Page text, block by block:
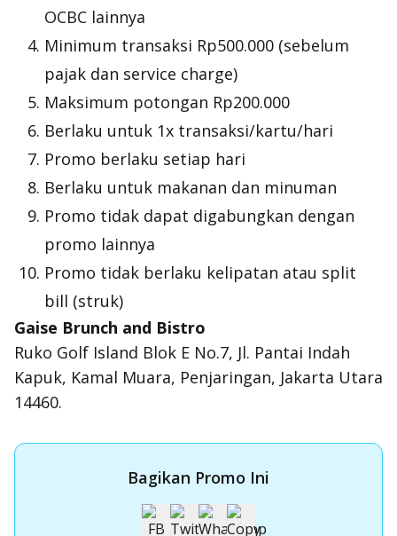
OCBC lainnya
Minimum transaksi Rp500.000 (sebelum
pajak dan service charge)
Maksimum potongan Rp200.000
Berlaku untuk 1x transaksi/kartu/hari
Promo berlaku setiap hari
Berlaku untuk makanan dan minuman
Promo tidak dapat digabungkan dengan
promo lainnya
Promo tidak berlaku kelipatan atau split
bill (struk)
Gaise Brunch and Bistro
Ruko Golf Island Blok E No.7, Jl. Pantai Indah
Kapuk, Kamal Muara, Penjaringan, Jakarta Utara
14460.
Bagikan Promo Ini